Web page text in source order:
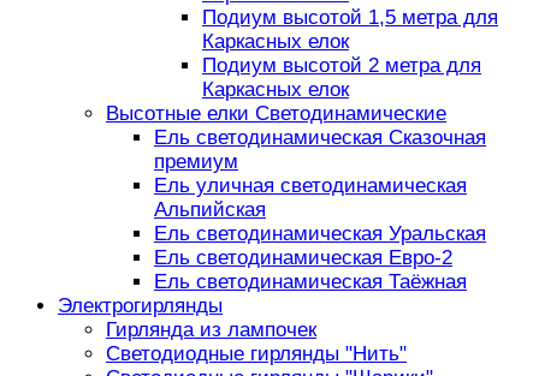
Подиум высотой 1,5 метра для
Каркасных елок
Подиум высотой 2 метра для
Каркасных елок
Высотные елки Светодинамические
Ель светодинамическая Сказочная
премиум
Ель уличная светодинамическая
Альпийская
Ель светодинамическая Уральская
Ель светодинамическая Евро-2
Ель светодинамическая Таёжная
Электрогирлянды
Гирлянда из лампочек
Светодиодные гирлянды "Нить"